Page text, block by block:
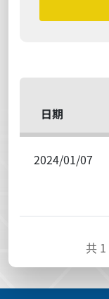
日期
2024/01/07
共 1